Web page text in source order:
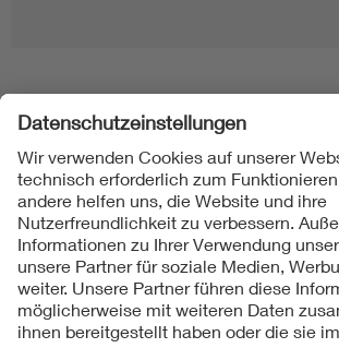
Folgen Sie uns